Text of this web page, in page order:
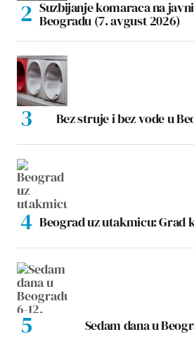
Suzbijanje komaraca na
Beogradu (7. avgust 2026)
Bez struje i bez vode u
Beograd uz utakmicu: Grad
Sedam dana u